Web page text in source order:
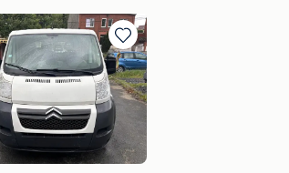
Sauvegarder
dans
Mes
Favoris